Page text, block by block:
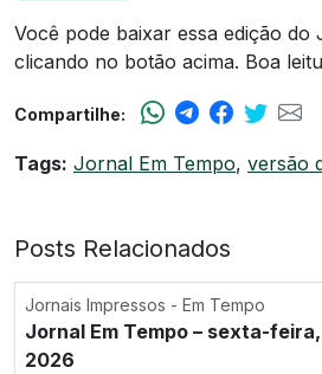
Você pode baixar essa edição do
clicando no botão acima. Boa
Compartilhe:
Tags: Jornal Em Tempo, versão
Posts Relacionados
Jornais Impressos - Em Tempo
Jornal Em Tempo – sexta-
2026